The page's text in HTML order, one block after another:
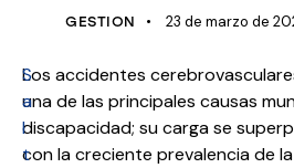
GESTION 23 de marzo de
S
a
l
t
Los accidentes
una de las principales causas
discapacidad; su carga se
con la creciente prevalencia de